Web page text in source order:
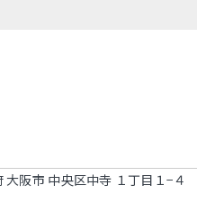
大阪市 中央区中寺 １丁目１−４